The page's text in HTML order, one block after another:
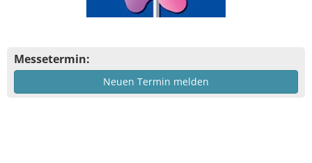
Messetermin:
Neuen Termin melden